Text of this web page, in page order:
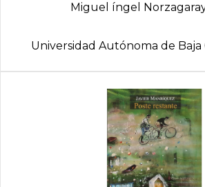
Miguel íngel
Universidad Autónoma de Baja